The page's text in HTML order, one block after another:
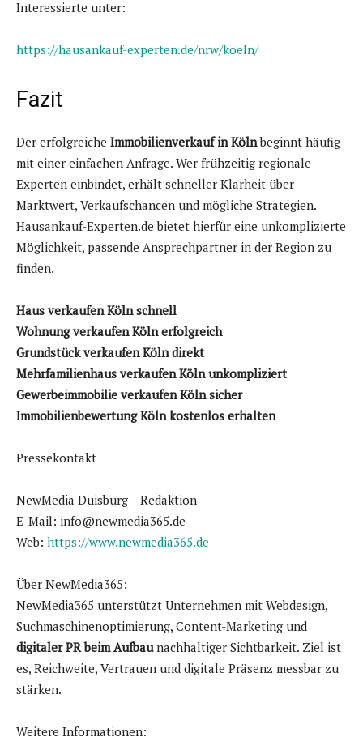
Interessierte unter:
https://hausankauf-experten.de/nrw/koeln/
Fazit
Der erfolgreiche Immobilienverkauf in Kölnbeginnt häufig
mit einer einfachen Anfrage. Wer frühzeitig regionale
Experten einbindet, erhält schneller Klarheit über
Marktwert, Verkaufschancen und mögliche Strategien.
Hausankauf-Experten.de bietet hierfür eine unkomplizierte
Möglichkeit, passende Ansprechpartner in der Region zu
finden.
Haus verkaufen Köln schnell
Wohnung verkaufen Köln erfolgreich
Grundstück verkaufen Köln direkt
Mehrfamilienhaus verkaufen Köln unkompliziert
Gewerbeimmobilie verkaufen Köln sicher
Immobilienbewertung Köln kostenlos erhalten
Pressekontakt
NewMedia Duisburg – Redaktion
E-Mail: info@newmedia365.de
Web: https://www.newmedia365.de
Über NewMedia365:
NewMedia365 unterstützt Unternehmen mit Webdesign,
Suchmaschinenoptimierung, Content-Marketing und
digitaler PR beim Aufbaunachhaltiger Sichtbarkeit. Ziel ist
es, Reichweite, Vertrauen und digitale Präsenz messbar zu
stärken.
Weitere Informationen: